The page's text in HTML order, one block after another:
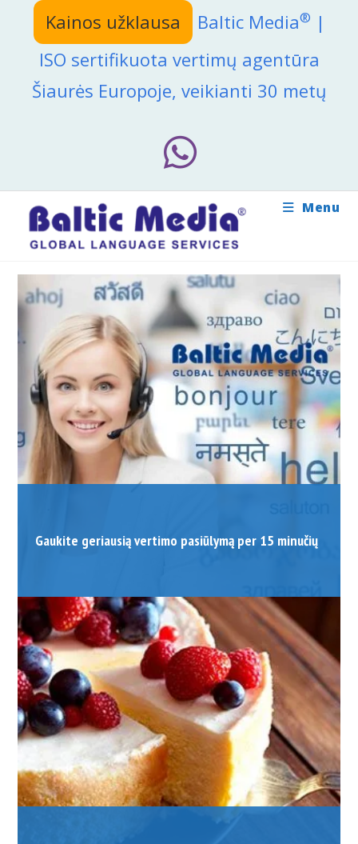
Kainos užklausa Baltic Media® |
ISO sertifikuota vertimų agentūra
Šiaurės Europoje, veikianti 30 metų
Menu
Gaukite geriausią vertimo pasiūlymą per 15 minučių